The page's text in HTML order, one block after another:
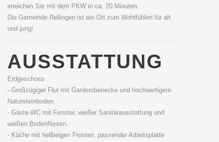
erreichen Sie mit dem PKW in ca. 20 Minuten.
Die Gemeinde Rellingen ist ein Ort zum Wohlfühlen für alt
und jung!
AUSSTATTUNG
Erdgeschoss
- Großzügiger Flur mit Garderobenecke und hochwertigem
Natursteinboden.
- Gäste-WC mit Fenster, weißer Sanitärausstattung und
weißen Bodenfliesen.
- Küche mit hellbeigen Fronten, passender Arbeitsplatte